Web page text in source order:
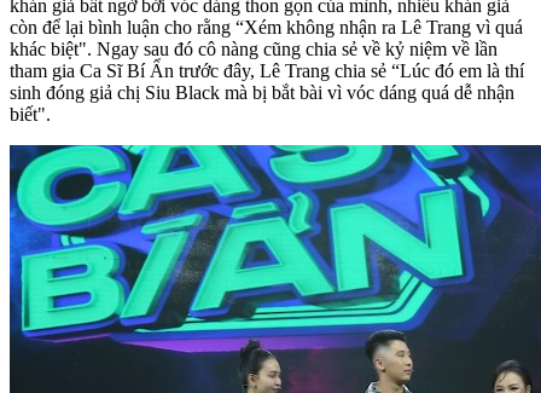
khán giả bất ngờ bởi vóc dáng thon gọn của mình, nhiều khán giả
còn để lại bình luận cho rằng “Xém không nhận ra Lê Trang vì quá
khác biệt". Ngay sau đó cô nàng cũng chia sẻ về kỷ niệm về lần
tham gia Ca Sĩ Bí Ẩn trước đây, Lê Trang chia sẻ “Lúc đó em là thí
sinh đóng giả chị Siu Black mà bị bắt bài vì vóc dáng quá dễ nhận
biết".